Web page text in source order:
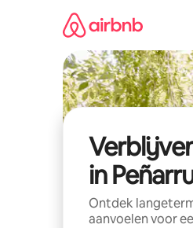
in
Ontdek
aanvoelen voor